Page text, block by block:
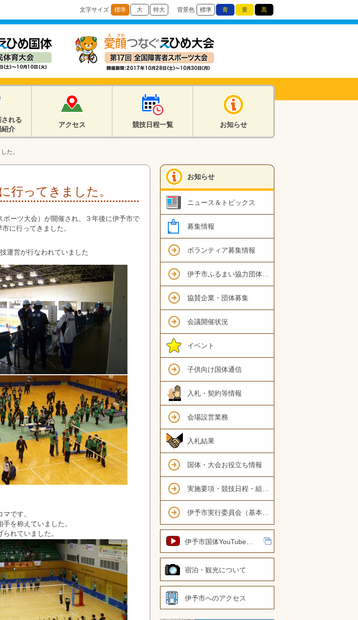
文字サイズ 標準 大 特大 背景色 標準 青 黄 黒
れる
介
アクセス 競技日程一覧 お知らせ
た。
行ってきました。
ーツ大会）が開催され、３年後に伊予市で
に行ってきました。
運営が行なわれていました
です。
を称えていました。
れていました。
お知らせ
ニュース＆トピックス
募集情報
ボランティア募集情報
協賛企業・団体募集
会議開催状況
イベント
子供向け国体通信
入札・契約等情報
会場設営業務
入札結果
国体・大会お役立ち情報
宿泊・観光について
伊予市へのアクセス